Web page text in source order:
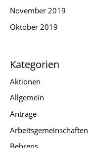
November 2019
Oktober 2019
Kategorien
Aktionen
Allgemein
Anträge
Arbeitsgemeinschaften